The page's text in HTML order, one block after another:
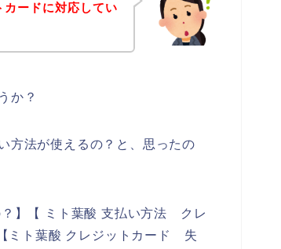
ードに対応してい
か？
方法が使えるの？と、思ったの
】【 ミト葉酸 支払い方法 クレ
ミト葉酸 クレジットカード 失